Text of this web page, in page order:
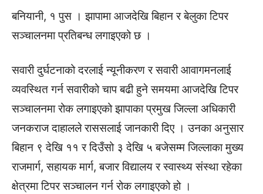
बनियानी, १ पुस । झापामा आजदेखि बिहान र बेलुका टिपर
सञ्चालनमा प्रतिबन्ध लगाइएको छ ।
सवारी दुर्घटनाको दरलाई न्यूनीकरण र सवारी आवागमनलाई
व्यवस्थित गर्न सवारीको चाप बढी हुने समयमा आजदेखि टिपर
सञ्चालनमा रोक लगाइएको झापाका प्रमुख जिल्ला अधिकारी
जनकराज दाहालले राससलाई जानकारी दिए । उनका अनुसार
बिहान ९ देखि ११ र दिउँसो ३ देखि ५ बजेसम्म जिल्लाका मुख्य
राजमार्ग, सहायक मार्ग, बजार विद्यालय र स्वास्थ्य संस्था रहेका
क्षेत्रमा टिपर सञ्चालन गर्न रोक लगाइएको हो ।